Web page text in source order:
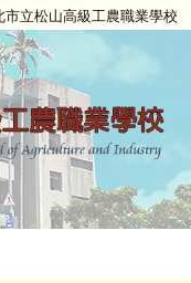
市立松山高級工農職業學校